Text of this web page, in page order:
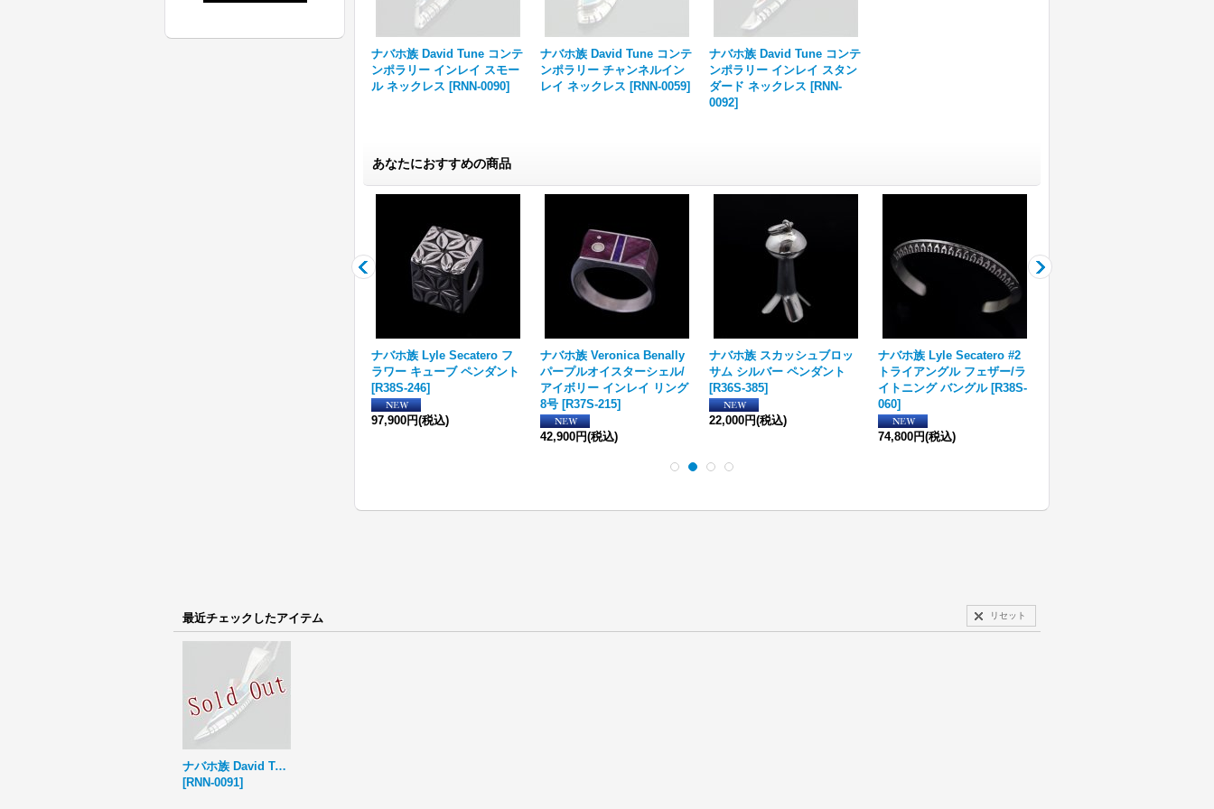
ナバホ族 David Tune コンテ
ンポラリー インレイ スモー
ル ネックレス [RNN-0090]
ナバホ族 David Tune コンテ
ンポラリー チャンネルイン
レイ ネックレス [RNN-0059]
ナバホ族 David Tune コンテ
ンポラリー インレイ スタン
ダード ネックレス [RNN-
0092]
あなたにおすすめの商品
ナバホ族 Lyle Secatero フ
ラワー キューブ ペンダント
[R38S-246]
97,900円(税込)
ナバホ族 Veronica Benally
パープルオイスターシェル/
アイボリー インレイ リング
8号 [R37S-215]
42,900円(税込)
ナバホ族 スカッシュブロッ
サム シルバー ペンダント
[R36S-385]
22,000円(税込)
ナバホ族 Lyle Secatero #2
トライアングル フェザー/ラ
イトニング バングル [R38S-
060]
74,800円(税込)
最近チェックしたアイテム リセット
ナバホ族 David Tune コンテンポラリー インレイ スモール ネックレス
[RNN-0091]